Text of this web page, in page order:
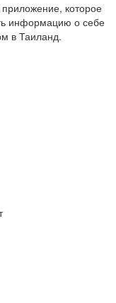
которое
информацию о себе
в Таиланд.